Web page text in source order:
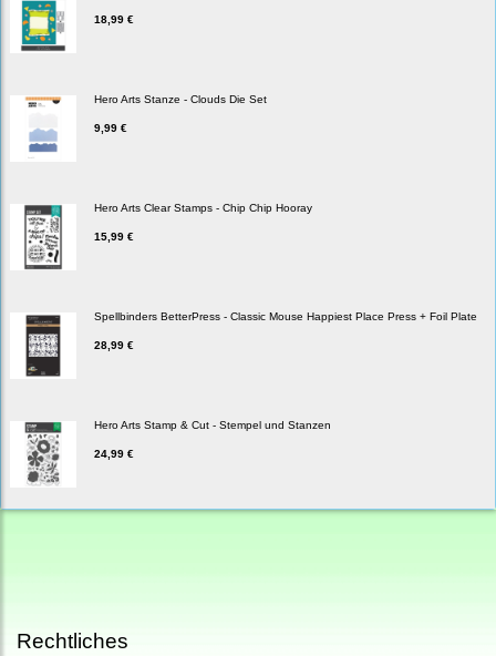
18,99 €
Hero Arts Stanze - Clouds Die Set
9,99 €
Hero Arts Clear Stamps - Chip Chip Hooray
15,99 €
Spellbinders BetterPress - Classic Mouse Happiest Place Press + Foil Plate
28,99 €
Hero Arts Stamp & Cut - Stempel und Stanzen
24,99 €
Rechtliches